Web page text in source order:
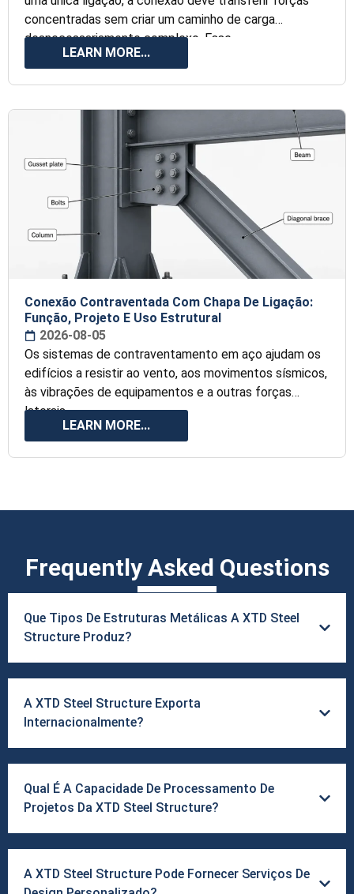
concentradas sem criar um caminho de carga
desnecessariamente complexo. Esse
LEARN MORE...
Conexão Contraventada Com Chapa De Ligação:
Função, Projeto E Uso Estrutural
2026-08-05
Os sistemas de contraventamento em aço ajudam os
edifícios a resistir ao vento, aos movimentos sísmicos,
às vibrações de equipamentos e a outras forças
laterais.
LEARN MORE...
Frequently Asked Questions
Que Tipos De Estruturas Metálicas A XTD Steel
Structure Produz?
A XTD Steel Structure Exporta
Internacionalmente?
Qual É A Capacidade De Processamento De
Projetos Da XTD Steel Structure?
A XTD Steel Structure Pode Fornecer Serviços De